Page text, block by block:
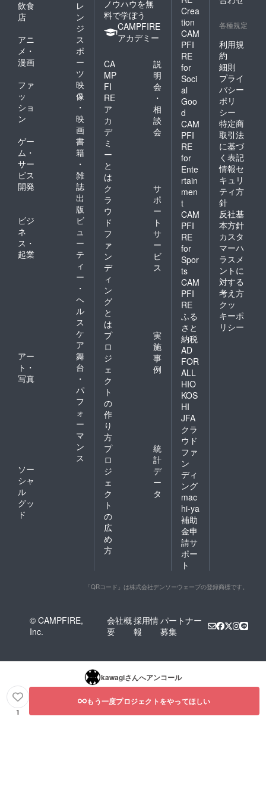
飲食
店
レ
ン
ジ
アニ
メ・
漫画
ス
ポ
ー
ツ
ファ
ッ
ショ
ン
映
像
・
映
画
ゲー
ム・
サー
ビス
開発
書
籍
・
雑
誌
出
版
ビジ
ネ
ス・
起業
ビ
ュ
ー
テ
ィ
ー
・
ヘ
ル
ス
ケ
ア
アー
ト・
写真
舞
台
・
パ
フ
ォ
ー
マ
ン
ス
ソー
シャ
ル
グッ
ド
ノウハウを無
料で学ぼう
CAMPFIRE
アカデミー
CA
MP
FI
RE
ア
カ
デ
ミ
ー
と
は
説
明
会
・
相
談
会
ク
ラ
ウ
ド
フ
ァ
ン
デ
ィ
ン
グ
と
は
サ
ポ
ー
ト
サ
ー
ビ
ス
プ
ロ
ジ
ェ
ク
ト
の
作
り
方
実
施
事
例
プ
ロ
ジ
ェ
ク
ト
の
広
め
方
統
計
デ
ー
タ
Crea
tion
CAM
PFI
RE
for
Soci
al
Goo
d
CAM
PFI
RE
for
Ente
rtain
men
t
CAM
PFI
RE
for
Spor
ts
CAM
PFI
RE
ふる
さと
納税
AD
FOR
ALL
HIO
KOS
HI
JFA
クラ
ウド
ファ
ン
ディ
ング
mac
hi-ya
補助
金申
請サ
ポー
ト
各種規定
利用規
約
細則
プライ
バシー
ポリ
シー
特定商
取引法
に基づ
く表記
情報セ
キュリ
ティ方
針
反社基
本方針
カスタ
マーハ
ラスメ
ントに
対する
考え方
クッ
キーポ
リシー
「QRコード」は株式会社デンソーウェーブの登録商標です。
© CAMPFIRE,
Inc.
会社概
要
採用情
報
パートナー
募集
kawagiさんへアンコール
1
もう一度プロジェクトをやってほしい